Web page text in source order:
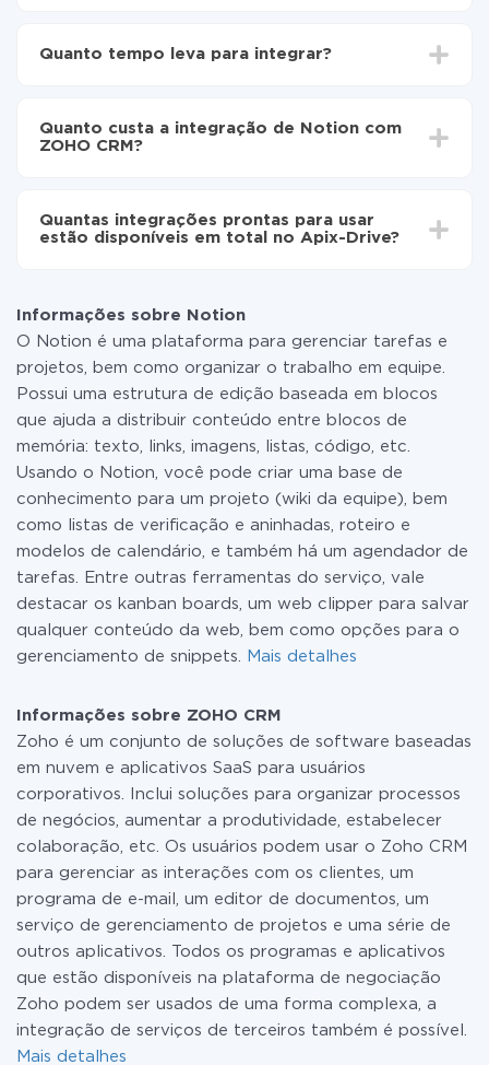
ZOHO CRM
automaticamente de Notion para ZOHO CRM
Quanto tempo leva para integrar?
30 minutos. Em média, a configuração leva de 10 a 15
minutos.
Quanto custa a integração de Notion com
ZOHO CRM?
as tarifas. Você paga apenas pela quantidade de
dados que é realmente transferida de um de seus
ou mudar para um de pago, se necessário. Mais
detalhes sobretarifas .
Quantas integrações prontas para usar
estão disponíveis em total no Apix-Drive?
Informações sobre Notion
O Notion é uma plataforma para gerenciar tarefas e
projetos, bem como organizar o trabalho em equipe.
Possui uma estrutura de edição baseada em blocos
que ajuda a distribuir conteúdo entre blocos de
memória: texto, links, imagens, listas, código, etc.
Usando o Notion, você pode criar uma base de
conhecimento para um projeto (wiki da equipe), bem
como listas de verificação e aninhadas, roteiro e
modelos de calendário, e também há um agendador de
tarefas. Entre outras ferramentas do serviço, vale
destacar os kanban boards, um web clipper para salvar
qualquer conteúdo da web, bem como opções para o
gerenciamento de snippets.
Mais detalhes
Informações sobre ZOHO CRM
Zoho é um conjunto de soluções de software baseadas
em nuvem e aplicativos SaaS para usuários
corporativos. Inclui soluções para organizar processos
de negócios, aumentar a produtividade, estabelecer
colaboração, etc. Os usuários podem usar o Zoho CRM
para gerenciar as interações com os clientes, um
programa de e-mail, um editor de documentos, um
serviço de gerenciamento de projetos e uma série de
outros aplicativos. Todos os programas e aplicativos
que estão disponíveis na plataforma de negociação
Zoho podem ser usados de uma forma complexa, a
integração de serviços de terceiros também é possível.
Mais detalhes